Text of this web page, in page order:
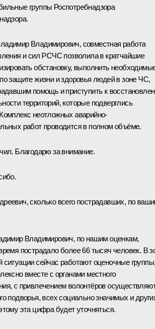
группы Роспотребнадзора
Владимирович, совместная работа
и сил РСЧС позволила в кратчайшие
обстановку, выполнить
защите жизни и здоровья людей в зоне ЧС,
помощь и приступить к
территорий, которые подверглись
неотложных аварийно-
работ проводится в полном объёме.
Благодарю за внимание.
сколько всего пострадавших, по
Владимирович, по нашим оценкам,
пострадало более 66 тысяч человек. В
ситуации сейчас работают оценочные
вместе с органами местного
с привлечением волонтёров
подворья, всех социально значимых и
эта цифра будет уточняться.